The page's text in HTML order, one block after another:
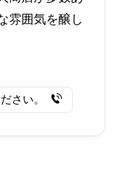
雰囲気を醸し
さい。